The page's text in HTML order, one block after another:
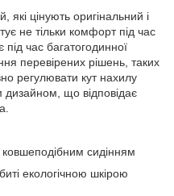
цінують оригінальний і
не тільки комфорт під час
час багатогодинної
перевірених рішень, таких
регулювати кут нахилу
дизайном, що відповідає
ковшеподібним сидінням
екологічною шкірою